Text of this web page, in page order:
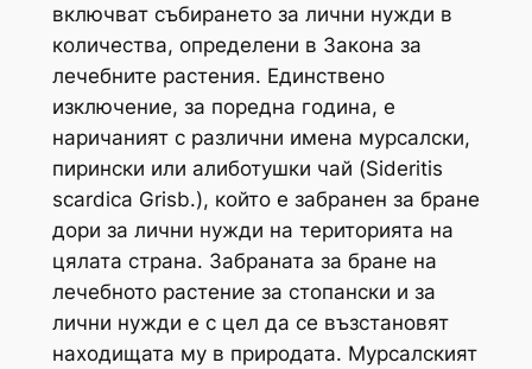
включват събирането за лични нужди в
количества, определени в Закона за
лечебните растения. Единствено
изключение, за поредна година, е
наричаният с различни имена мурсалски,
пирински или алиботушки чай (Sideritis
scardica Grisb.), който е забранен за бране
дори за лични нужди на територията на
цялата страна. Забраната за бране на
лечебното растение за стопански и за
лични нужди е с цел да се възстановят
находищата му в природата. Мурсалският